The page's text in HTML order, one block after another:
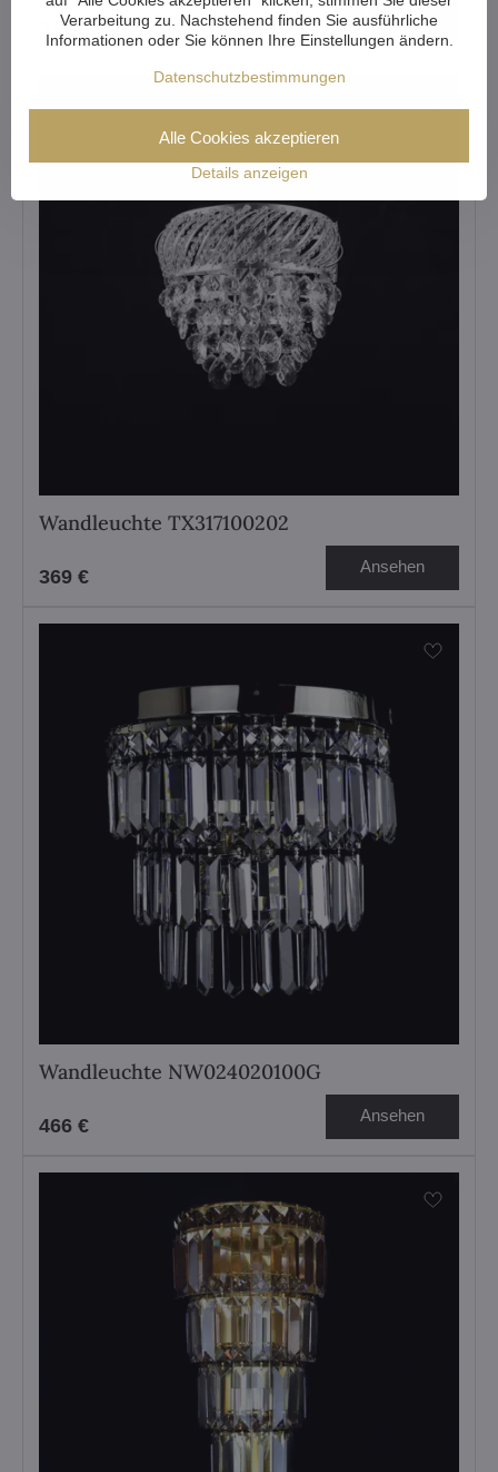
316 € Ansehen
Wandleuchte TX317100202
369 € Ansehen
Wandleuchte NW024020100G
466 € Ansehen
Verarbeitung zu. Nachstehend finden Sie ausführliche
Informationen oder Sie können Ihre Einstellungen ändern.
Datenschutzbestimmungen
Details anzeigen
Alle Cookies akzeptieren